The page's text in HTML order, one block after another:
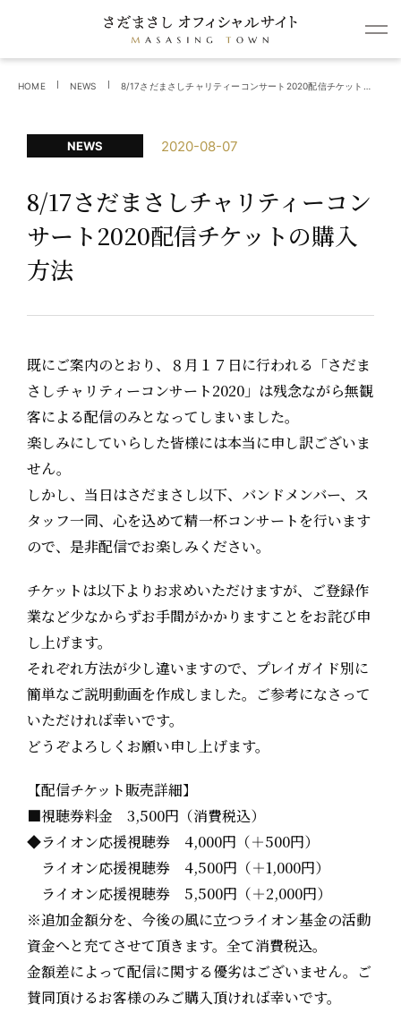
HOME NEWS
NEWS 2020-08-07
8/17さだまさしチャリティーコン
サート2020配信チケットの購入
方法
既にご案内のとおり、８月１７日に行われる「さだま
さしチャリティーコンサート2020」は残念ながら無観
客による配信のみとなってしまいました。
楽しみにしていらした皆様には本当に申し訳ございま
せん。
しかし、当日はさだまさし以下、バンドメンバー、ス
タッフ一同、心を込めて精一杯コンサートを行います
ので、是非配信でお楽しみください。
チケットは以下よりお求めいただけますが、ご登録作
業など少なからずお手間がかかりますことをお詫び申
し上げます。
それぞれ方法が少し違いますので、プレイガイド別に
簡単なご説明動画を作成しました。ご参考になさって
いただければ幸いです。
どうぞよろしくお願い申し上げます。
【配信チケット販売詳細】
■視聴券料金 3,500円（消費税込）
◆ライオン応援視聴券 4,000円（＋500円）
ライオン応援視聴券 4,500円（＋1,000円）
ライオン応援視聴券 5,500円（＋2,000円）
※追加金額分を、今後の風に立つライオン基金の活動
資金へと充てさせて頂きます。全て消費税込。
金額差によって配信に関する優劣はございません。ご
賛同頂けるお客様のみご購入頂ければ幸いです。